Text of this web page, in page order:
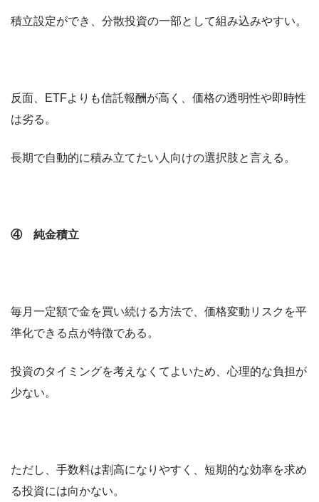
積立設定ができ、分散投資の一部として組み込みやすい。
反面、ETFよりも信託報酬が高く、価格の透明性や即時性
は劣る。
長期で自動的に積み立てたい人向けの選択肢と言える。
④ 純金積立
毎月一定額で金を買い続ける方法で、価格変動リスクを平
準化できる点が特徴である。
投資のタイミングを考えなくてよいため、心理的な負担が
少ない。
ただし、手数料は割高になりやすく、短期的な効率を求め
る投資には向かない。